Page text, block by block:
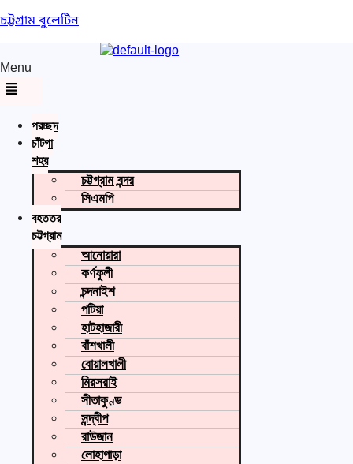
চট্টগ্রাম বুলেটিন
Menu
প্রচ্ছদ
চাঁটগা
শহর
চট্টগ্রাম বন্দর
সিএমপি
বৃহত্তর
চট্টগ্রাম
আনোয়ারা
কর্ণফুলী
চন্দনাইশ
পটিয়া
হাটহাজারী
বাঁশখালী
বোয়ালখালী
মিরসরাই
সীতাকুণ্ড
সন্দ্বীপ
রাউজান
লোহাগাড়া